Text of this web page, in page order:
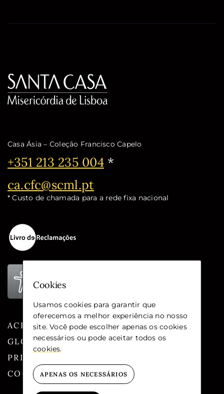
Casa Ásia – Coleção Francisco Capelo
Telefone:
+351 213 235 004*
Email:
ca.cfc@scml.pt
* Custo de chamada para a rede fixa nacional
ACESSIBILIDADE
GLOSSÁRIO
PRIVACIDADE
COOKIES
Cookies
Usamos cookies para garantir que
oferecemos a melhor experiência no nosso
site. Você pode escolher apenas os cookies
necessários ou pode aceitar todos os
cookies.
APENAS OS NECESSÁRIOS